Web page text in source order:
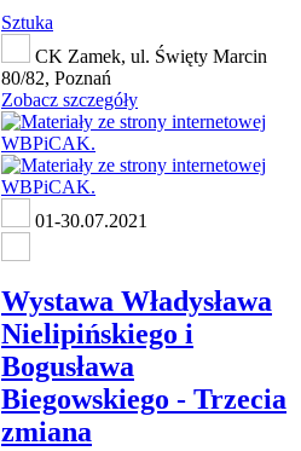
Sztuka
CK Zamek, ul. Święty Marcin
80/82, Poznań
Zobacz szczegóły
01-30.07.2021
Wystawa Władysława
Nielipińskiego i
Bogusława
Biegowskiego - Trzecia
zmiana